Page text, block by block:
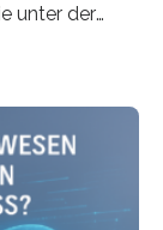
unter der
–
den globalen
Earth
bestehende